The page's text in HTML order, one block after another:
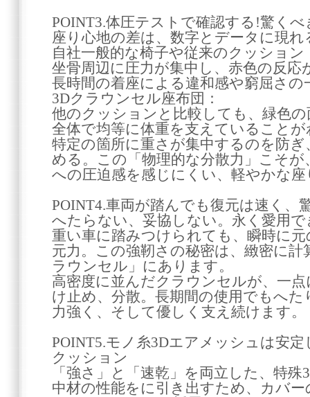
POINT3.体圧テストで確認する!驚く
座り心地の差は、数字とデータに現れ
自社一般的な椅子や従来のクッション
坐骨周辺に圧力が集中し、赤色の反
長時間の着座による違和感や窮屈さの
3Dクラウンセル座布団：
他のクッションと比較しても、緑色
全体で均等に体重を支えていること
特定の箇所に重さが集中するのを防
める。この「物理的な分散力」こそ
への圧迫感を感じにくい、軽やかな
POINT4.車両が踏んでも復元は速く、
へたらない、妥協しない。永く愛用
重い車に踏みつけられても、瞬時に
元力。この強靭さの秘密は、緻密に計
ラウンセル」にあります。
高密度に並んだクラウンセルが、一
け止め、分散。長期間の使用でもへ
力強く、そして優しく支え続けます。
POINT5.モノ糸3Dエアメッシュは安
クッション
「強さ」と「速乾」を両立した、特
中材の性能をに引き出すため、カバ